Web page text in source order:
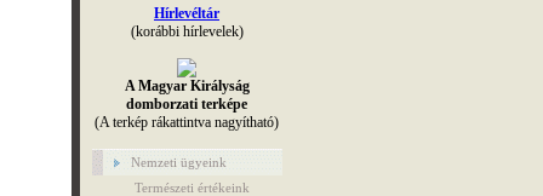
Hírlevéltár
(korábbi hírlevelek)
A Magyar Királyság
domborzati terképe
(A terkép rákattintva nagyítható)
Nemzeti ügyeink
Természeti értékeink